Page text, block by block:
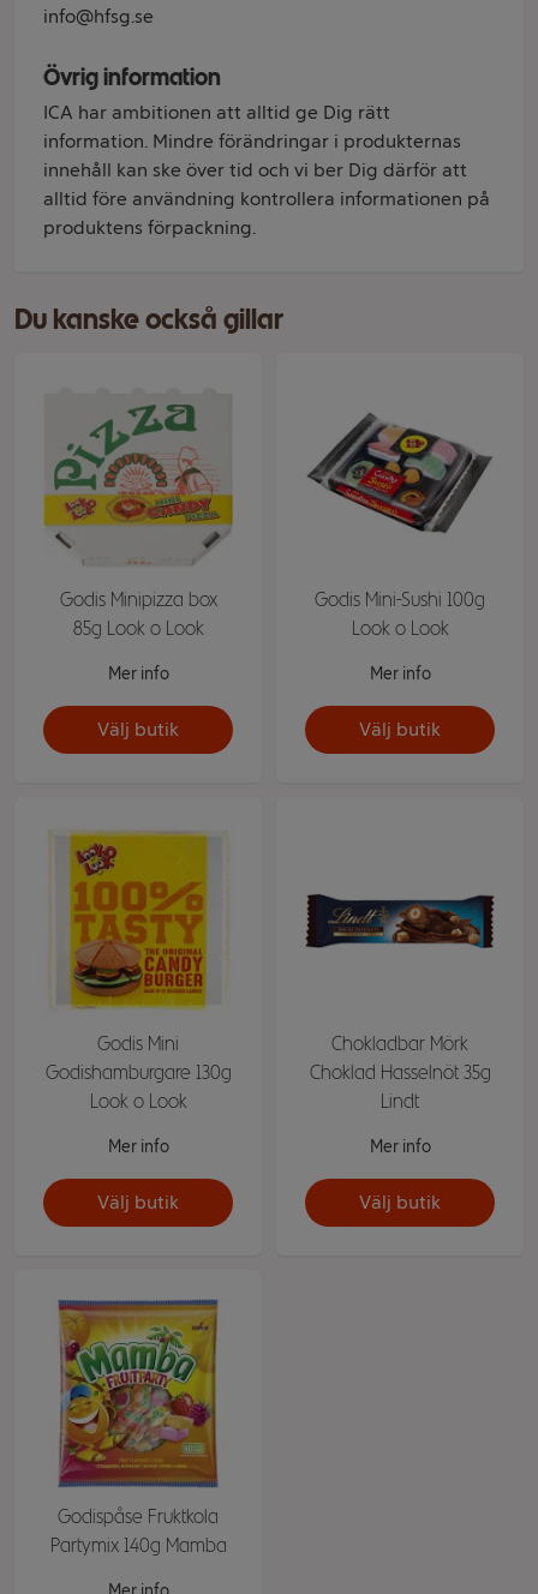
info@hfsg.se
Övrig information
ICA har ambitionen att alltid ge Dig rätt
information. Mindre förändringar i produkternas
innehåll kan ske över tid och vi ber Dig därför att
alltid före användning kontrollera informationen på
produktens förpackning.
Du kanske också gillar
Godis Minipizza box
85g Look o Look
Mer info
Välj butik
Godis Mini-Sushi 100g
Look o Look
Mer info
Välj butik
Godis Mini
Godishamburgare 130g
Look o Look
Mer info
Välj butik
Chokladbar Mörk
Choklad Hasselnöt 35g
Lindt
Mer info
Välj butik
Godispåse Fruktkola
Partymix 140g Mamba